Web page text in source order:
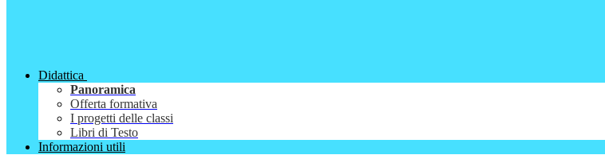
Didattica
Panoramica
Offerta formativa
I progetti delle classi
Libri di Testo
Informazioni utili